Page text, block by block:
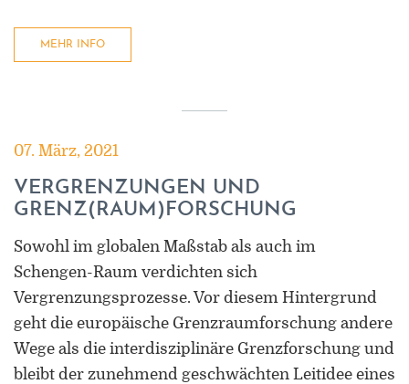
MEHR INFO
07. März, 2021
VERGRENZUNGEN UND
GRENZ(RAUM)FORSCHUNG
Sowohl im globalen Maßstab als auch im
Schengen-Raum verdichten sich
Vergrenzungsprozesse. Vor diesem Hintergrund
geht die europäische Grenzraumforschung andere
Wege als die interdisziplinäre Grenzforschung und
bleibt der zunehmend geschwächten Leitidee eines